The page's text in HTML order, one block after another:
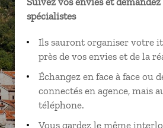
spécialistes
Ils sauront organiser votre
près de vos envies et de la
Échangez en face à face ou
connectés en agence, mais
téléphone.
Vous gardez le même